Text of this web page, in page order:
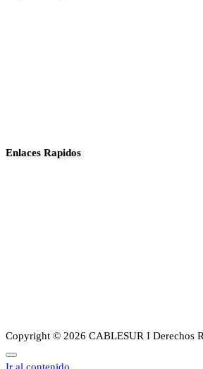
Enlaces Rapidos
Copyright © 2026 CABLESUR I Derechos